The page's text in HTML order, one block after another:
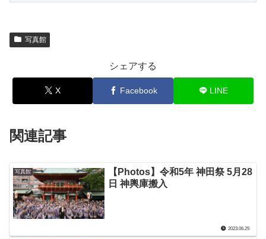
写真館
シェアする
X Facebook LINE
関連記事
写真館
【Photos】令和5年 神田祭 5月28
日 神輿庫搬入
2023.06.25